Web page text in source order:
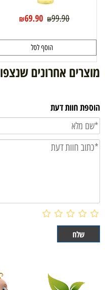
₪99.90
₪69.90
הוסף לסל
מוצרים אחרונים שנצפו
הוספת חוות דעת